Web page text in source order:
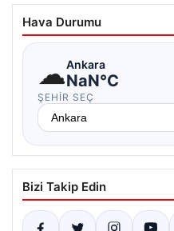
Hava Durumu
☁Ankara
NaN°C
ŞEHIR SEÇ
Bizi Takip Edin